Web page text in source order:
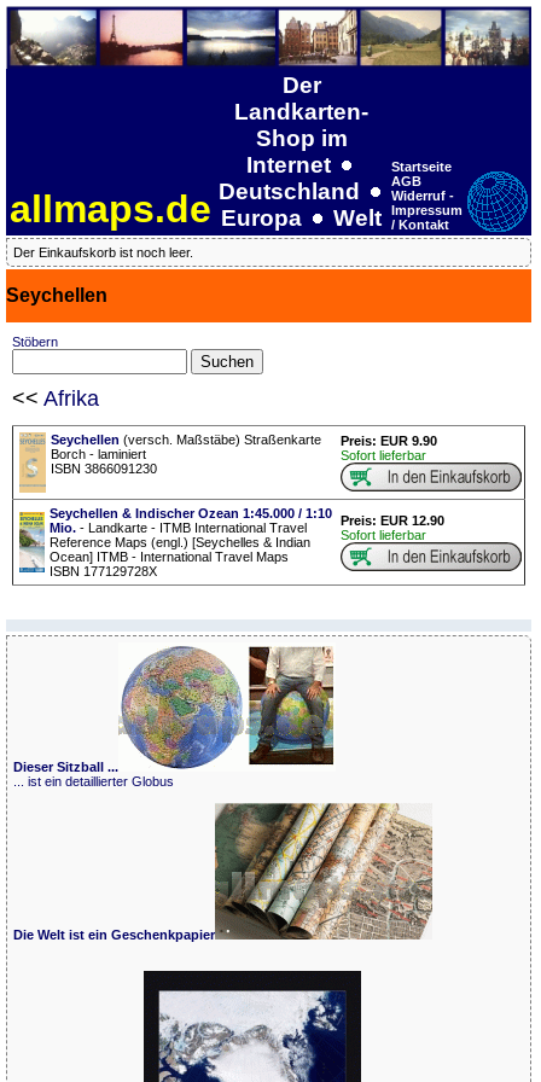
allmaps.de
Der
Landkarten-
Shop im
Internet
Deutschland
Europa
Welt
Startseite
AGB
Widerruf -
Impressum
/ Kontakt
Der Einkaufskorb ist noch leer.
Seychellen
Stöbern
<< Afrika
Seychellen (versch. Maßstäbe) Straßenkarte
Borch - laminiert
ISBN 3866091230
Preis: EUR 9.90
Sofort lieferbar
Seychellen & Indischer Ozean 1:45.000 / 1:10
Mio. - Landkarte - ITMB International Travel
Reference Maps (engl.) [Seychelles & Indian
Ocean] ITMB - International Travel Maps
ISBN 177129728X
Preis: EUR 12.90
Sofort lieferbar
Dieser Sitzball ...
... ist ein detaillierter Globus
Die Welt ist ein Geschenkpapier